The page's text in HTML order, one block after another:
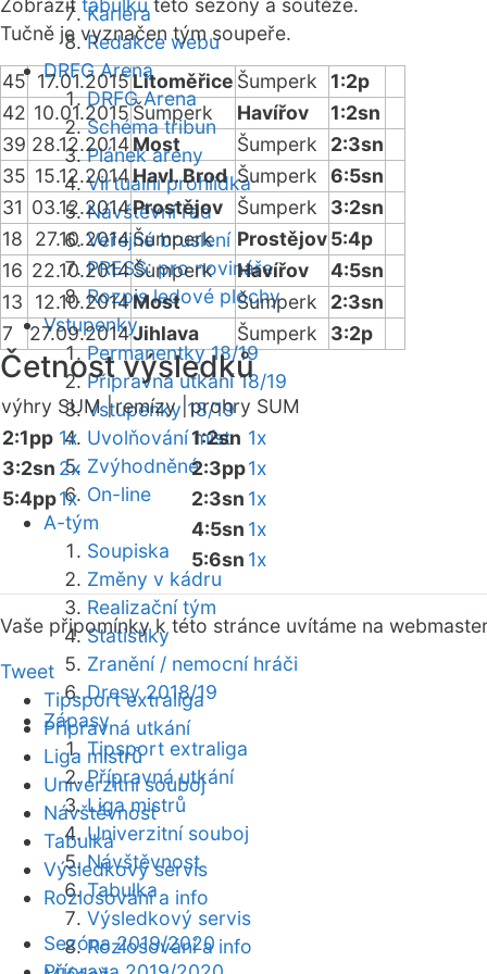
Kariéra
Redakce webu
DRFG Arena
DRFG Arena
Schéma tribun
Plánek areny
Virtuální prohlídka
Návštěvní řád
Veřejné bruslení
PRESS: pro novináře
Rozpis ledové plochy
Vstupenky
Permanentky 18/19
Přípravná utkání 18/19
Vstupenky 18/19
Uvolňování míst
Zvýhodněné
On-line
A-tým
Soupiska
Změny v kádru
Realizační tým
Statistiky
Zranění / nemocní hráči
Dresy 2018/19
Zápasy
Tipsport extraliga
Přípravná utkání
Liga mistrů
Univerzitní souboj
Návštěvnost
Tabulka
Výsledkový servis
Rozlosování a info
Zobrazit tabulku této sezóny a soutěže.
Tučně je vyznačen tým soupeře.
45 17.01.2015Litoměřice Šumperk
1:2p
42 10.01.2015Šumperk Havířov
1:2sn
39 28.12.2014Most Šumperk
2:3sn
35 15.12.2014Havl. Brod Šumperk
6:5sn
31 03.12.2014Prostějov Šumperk
3:2sn
18
27.10.2014Šumperk Prostějov5:4p
16 22.10.2014Šumperk Havířov
4:5sn
13
12.10.2014Most Šumperk
2:3sn
7
27.09.2014Jihlava Šumperk 3:2p
Četnost výsledků
výhry SUM |remízy | prohry SUM
2:1pp 1x
3:2sn 2x
5:4pp1x
1:2sn 1x
2:3pp1x
2:3sn 1x
4:5sn 1x
5:6sn 1x
Vaše připomínky k této stránce uvítáme na webmaster
Tweet
Tipsport extraliga
Přípravná utkání
Liga mistrů
Univerzitní souboj
Návštěvnost
Tabulka
Výsledkový servis
Rozlosování a info
Sezóna 2019/2020